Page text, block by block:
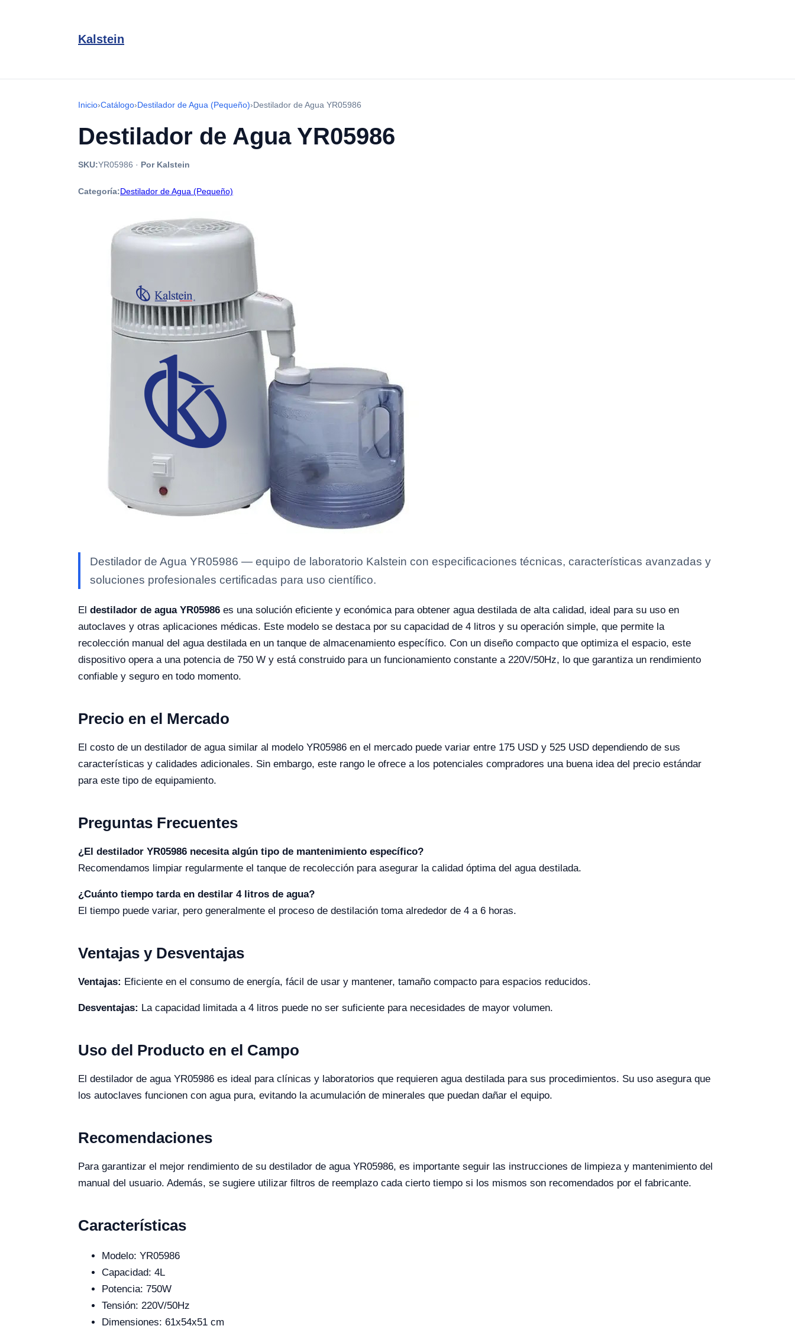
Kalstein
Inicio›Catálogo›Destilador de Agua (Pequeño)›Destilador de Agua YR05986
Destilador de Agua YR05986
SKU:YR05986 · Por Kalstein
Categoría:Destilador de Agua (Pequeño)
Destilador de Agua YR05986 — equipo de laboratorio Kalstein con especificaciones técnicas, características avanzadas y
soluciones profesionales certificadas para uso científico.
El destilador de agua YR05986 es una solución eficiente y económica para obtener agua destilada de alta calidad, ideal para su uso en
autoclaves y otras aplicaciones médicas. Este modelo se destaca por su capacidad de 4 litros y su operación simple, que permite la
recolección manual del agua destilada en un tanque de almacenamiento específico. Con un diseño compacto que optimiza el espacio, este
dispositivo opera a una potencia de 750 W y está construido para un funcionamiento constante a 220V/50Hz, lo que garantiza un rendimiento
confiable y seguro en todo momento.
Precio en el Mercado
El costo de un destilador de agua similar al modelo YR05986 en el mercado puede variar entre 175 USD y 525 USD dependiendo de sus
características y calidades adicionales. Sin embargo, este rango le ofrece a los potenciales compradores una buena idea del precio estándar
para este tipo de equipamiento.
Preguntas Frecuentes
¿El destilador YR05986 necesita algún tipo de mantenimiento específico?
Recomendamos limpiar regularmente el tanque de recolección para asegurar la calidad óptima del agua destilada.
¿Cuánto tiempo tarda en destilar 4 litros de agua?
El tiempo puede variar, pero generalmente el proceso de destilación toma alrededor de 4 a 6 horas.
Ventajas y Desventajas
Ventajas: Eficiente en el consumo de energía, fácil de usar y mantener, tamaño compacto para espacios reducidos.
Desventajas: La capacidad limitada a 4 litros puede no ser suficiente para necesidades de mayor volumen.
Uso del Producto en el Campo
El destilador de agua YR05986 es ideal para clínicas y laboratorios que requieren agua destilada para sus procedimientos. Su uso asegura que
los autoclaves funcionen con agua pura, evitando la acumulación de minerales que puedan dañar el equipo.
Recomendaciones
Para garantizar el mejor rendimiento de su destilador de agua YR05986, es importante seguir las instrucciones de limpieza y mantenimiento del
manual del usuario. Además, se sugiere utilizar filtros de reemplazo cada cierto tiempo si los mismos son recomendados por el fabricante.
Características
Modelo: YR05986
Capacidad: 4L
Potencia: 750W
Tensión: 220V/50Hz
Dimensiones: 61x54x51 cm